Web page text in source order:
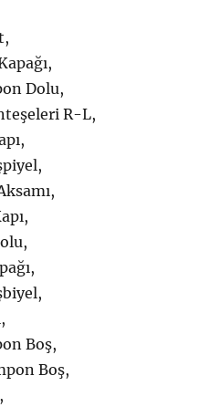
Dolu,
R-L,
Boş,
Boş,